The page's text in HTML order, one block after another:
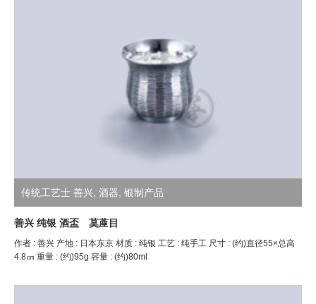
传统工艺士 善兴 酒器 银制产品
善兴 纯银 酒盃 茣蓙目
作者 : 善兴 产地 : 日本东京 材质 : 纯银 工艺 : 纯手工 尺寸 : (约)直径55×总高
4.8㎝ 重量 : (约)95g 容量 : (约)80ml